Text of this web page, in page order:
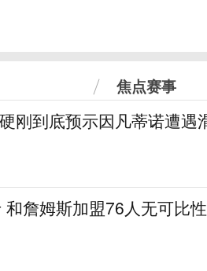
焦点赛事
刚到底预示因凡蒂诺遭遇
詹姆斯加盟76人无可比性